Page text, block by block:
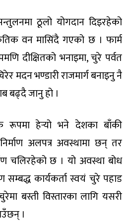
ठूलो योगदान दिइरहेको
वन मासिंदै गएको छ । फार्म
दीक्षितको भनाइमा, चुरे पर्वत
मदन भण्डारी राजमार्ग बनाइनु नै
बढ्दै जानु हो ।
रूपमा हेर्‍यो भने देशका बाँकी
अलपत्र अवस्थामा छन् तर
चलिरहेको छ । यो अवस्था बोध
कार्यकर्ता स्वयं चुरे पहाड
बस्ती विस्तारका लागि यसरी
।